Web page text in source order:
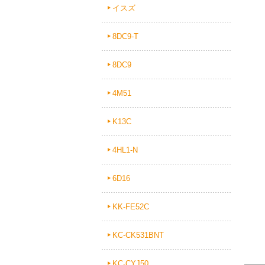
イスズ
8DC9-T
8DC9
4M51
K13C
4HL1-N
6D16
KK-FE52C
KC-CK531BNT